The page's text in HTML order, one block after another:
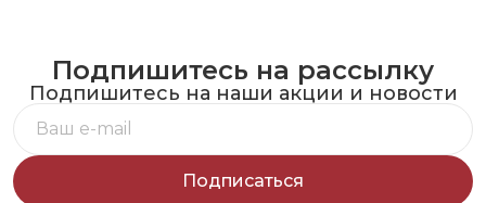
Подпишитесь на рассылку
Подпишитесь на наши акции и новости
Подписаться